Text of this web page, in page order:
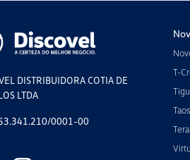
DISTRIBUIDORA COTIA DE
LTDA
53.341.210/0001-00
T-
Taos
Tera